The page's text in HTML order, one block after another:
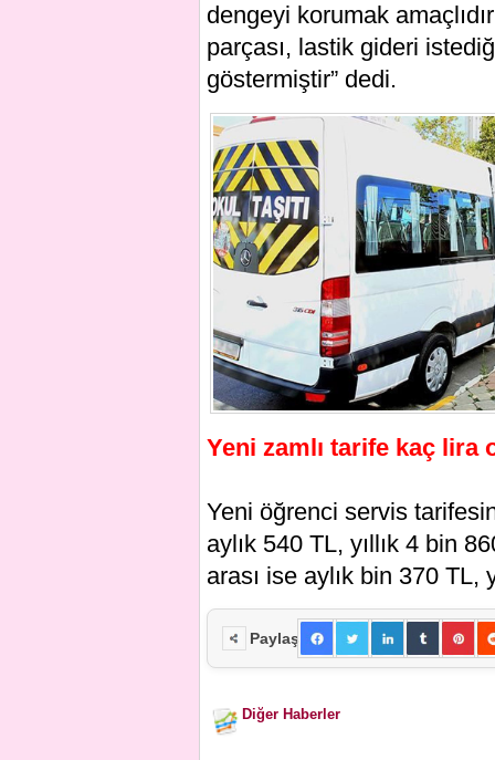
dengeyi korumak
parçası, lastik gideri
göstermiştir” dedi.
Yeni zamlı tarife kaç lira
Yeni öğrenci servis
aylık 540 TL, yıllık 4 bin
arası ise aylık bin 370 TL,
Paylaş
Diğer Haberler